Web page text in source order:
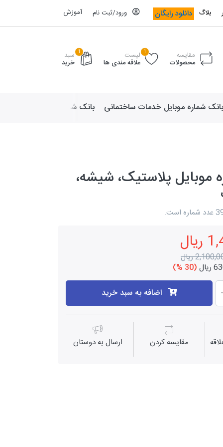
بلاگ دانلود رایگان ورود/ثبت نام آموزش
مقایسه
محصولات
1 لیست
علاقه مندی ها
1 سبد
خرید
شماره موبایل خدمات ساختمانی بانک شماره موبایل لوازم
موبایل پلاستیک، شیشه،
ریال
(30 %)
اضافه به سبد خرید
مقايسه كردن ارسال به دوستان